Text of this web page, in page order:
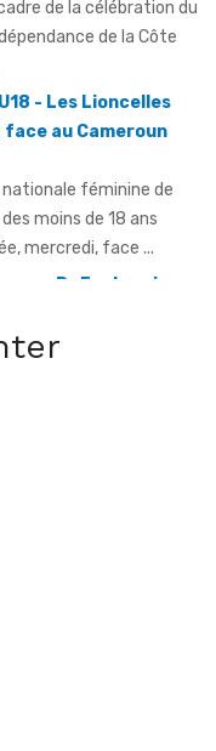
de la célébration du
de la Côte
- Les Lioncelles
au Cameroun
nationale féminine de
moins de 18 ans
mercredi, face ...
- Dr Euphrasie
à la
de la Côte
vice-présidente